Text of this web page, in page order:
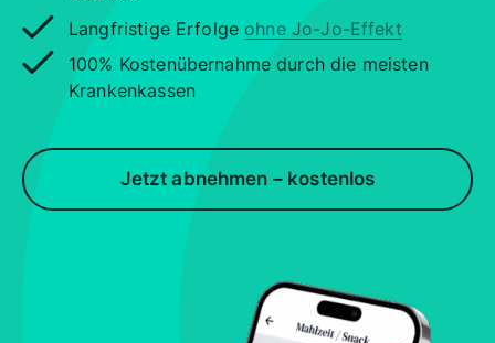
Langfristige Erfolge ohne Jo-Jo-Effekt
100% Kostenübernahme durch die meisten
Krankenkassen
Jetzt abnehmen – kostenlos